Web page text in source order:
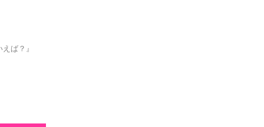
ば？』